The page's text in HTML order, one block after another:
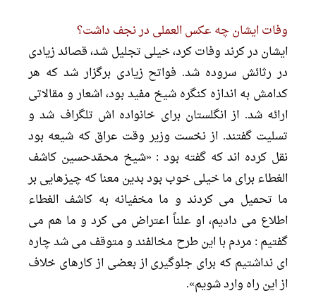
وفات ایشان چه عکس العملى در نجف داشت؟
ایشان در کرند وفات کرد، خیلى تجلیل شد، قصائد زیادى
در رثائش سروده شد. فواتح زیادى برگزار شد که هر
کدامش به اندازه کنگره شیخ مفید بود، اشعار و مقالاتى
ارائه شد. از انگلستان براى خانواده اش تلگراف شد و
تسلیت گفتند. از نخست وزیر وقت عراق که شیعه بود
نقل کرده اند که گفته بود : «شیخ محمّدحسین کاشف
الغطاء براى ما خیلى خوب بود بدین معنا که چیزهایى بر
ما تحمیل مى کردند و ما مخفیانه به کاشف الغطاء
اطلاع مى دادیم، او علناً اعتراض مى کرد و ما هم مى
گفتیم : مردم با این طرح مخالفند و متوقف مى شد چاره
اى نداشتیم که براى جلوگیرى از بعضى از کارهاى خلاف
از این راه وارد شویم».